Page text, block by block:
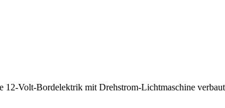
Volt-Bordelektrik mit Drehstrom-Lichtmaschine